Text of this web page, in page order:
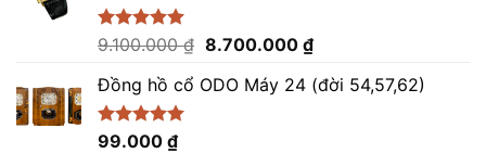
Được xếp
5 sao
9.100.000₫ Giá
là:
8.700.000 ₫Giá
tại
Đồng hồ cổ ODO Máy 24 (đời 54,57,62)
Được xếp
5.00
99.000 ₫